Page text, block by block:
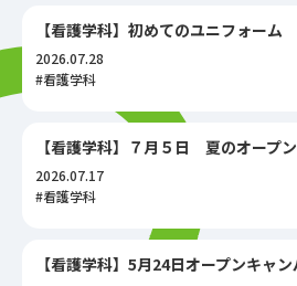
【看護学科】初めてのユニフォーム
2026.07.28
#看護学科
【看護学科】７月５日 夏のオープ
2026.07.17
#看護学科
【看護学科】5月24日オープンキャン